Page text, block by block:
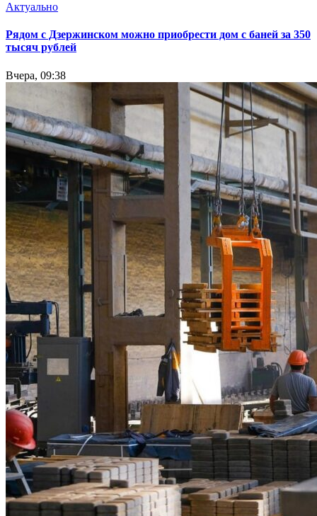
Актуально
Рядом с Дзержинском можно приобрести дом с баней за 350
тысяч рублей
Вчера, 09:38